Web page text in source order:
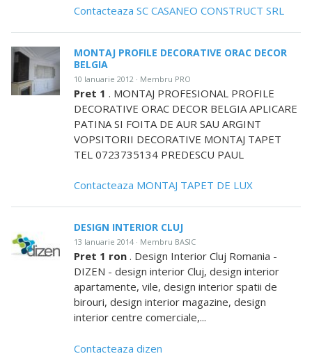
Contacteaza SC CASANEO CONSTRUCT SRL
MONTAJ PROFILE DECORATIVE ORAC DECOR
BELGIA
10 Ianuarie 2012 · Membru PRO
Pret 1 . MONTAJ PROFESIONAL PROFILE
DECORATIVE ORAC DECOR BELGIA APLICARE
PATINA SI FOITA DE AUR SAU ARGINT
VOPSITORII DECORATIVE MONTAJ TAPET
TEL 0723735134 PREDESCU PAUL
Contacteaza MONTAJ TAPET DE LUX
DESIGN INTERIOR CLUJ
13 Ianuarie 2014 · Membru BASIC
Pret 1 ron . Design Interior Cluj Romania -
DIZEN - design interior Cluj, design interior
apartamente, vile, design interior spatii de
birouri, design interior magazine, design
interior centre comerciale,...
Contacteaza dizen